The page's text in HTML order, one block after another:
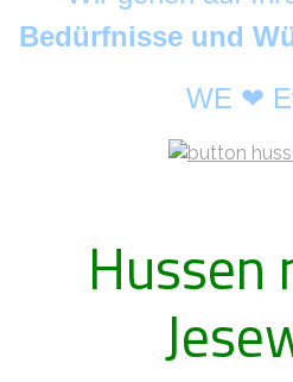
Bedürfnisse und
WE ❤
Hussen